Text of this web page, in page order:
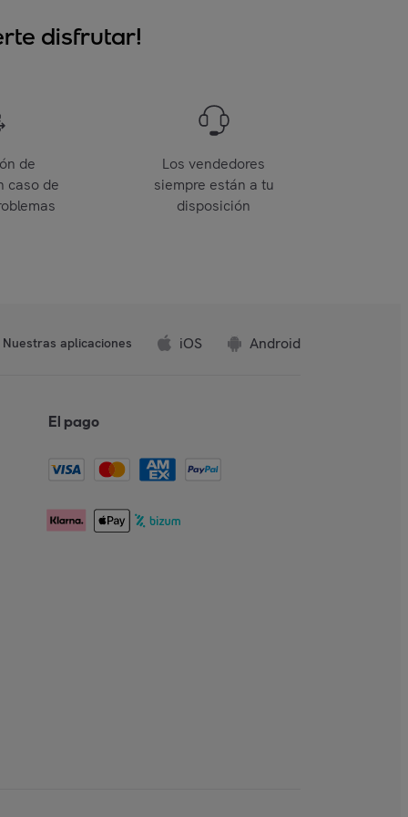
disfrutar!
de
caso de
Los vendedores
siempre están a tu
disposición
Nuestras aplicaciones iOS Android
El pago